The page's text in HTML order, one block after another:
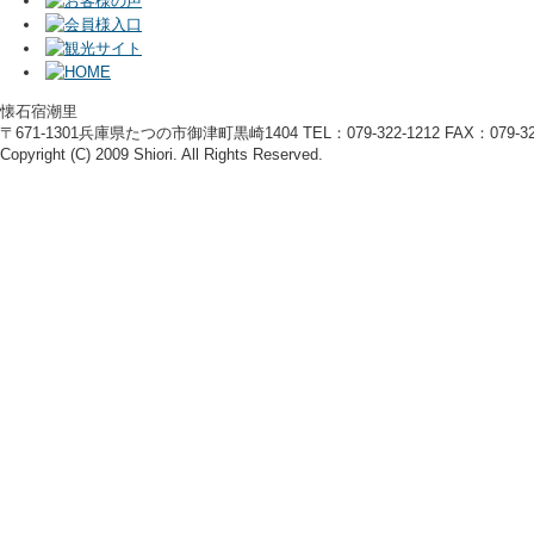
懐石宿潮里
〒671-1301兵庫県たつの市御津町黒崎1404 TEL：079-322-1212 FAX：079-
Copyright (C) 2009 Shiori. All Rights Reserved.